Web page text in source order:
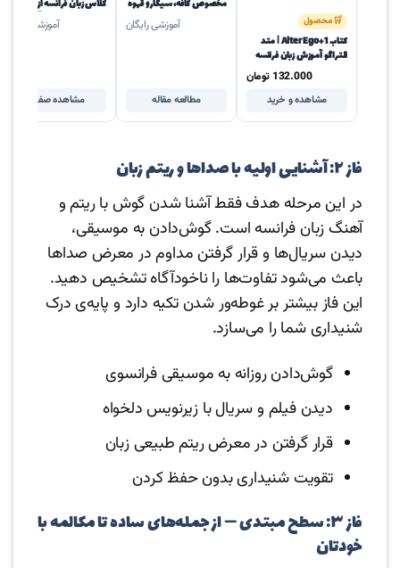
🛒 محصول
کتاب Alter Ego+ 1 | متد
التراگو آموزش زبان فرانسه
132.000 تومان
مشاهده و خرید
مخصوص کافه، سیگار و قهوه
آموزشی رایگان
مطالعه مقاله
کلاس زبان فرانسه از سطح
مبتدی تا پیشرفته 🇫🇷آموزشی رایگان
مشاهده صفحه
فاز ۲: آشنایی اولیه با صداها و ریتم زبان
در این مرحله هدف فقط آشنا شدن گوش با ریتم و
آهنگ زبان فرانسه است. گوش‌دادن به موسیقی،
دیدن سریال‌ها و قرار گرفتن مداوم در معرض صداها
باعث می‌شود تفاوت‌ها را ناخودآگاه تشخیص دهید.
این فاز بیشتر بر غوطه‌ور شدن تکیه دارد و پایه‌ی درک
شنیداری شما را می‌سازد.
گوش‌دادن روزانه به موسیقی فرانسوی
دیدن فیلم و سریال با زیرنویس دلخواه
قرار گرفتن در معرض ریتم طبیعی زبان
تقویت شنیداری بدون حفظ کردن
فاز ۳: سطح مبتدی — از جمله‌های ساده تا مکالمه با
خودتان